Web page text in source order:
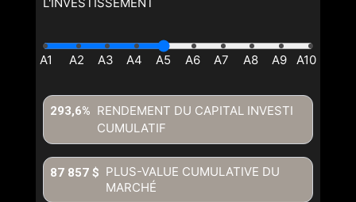
RENDEMENT DU CAPITAL INVESTI
CUMULATIF
293,6%
PLUS-VALUE CUMULATIVE DU
MARCHÉ
87 857 $